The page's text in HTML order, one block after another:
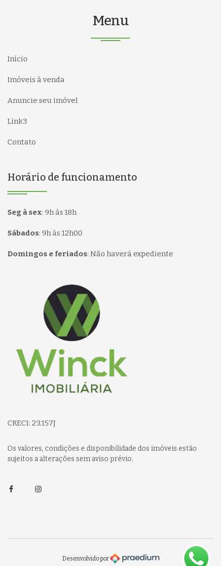
Menu
Início
Imóveis à venda
Anuncie seu imóvel
Link3
Contato
Horário de funcionamento
Seg à sex: 9h às 18h
Sábados: 9h às 12h00
Domingos e feriados: Não haverá expediente
Página inicial
CRECI: 23.157J
Os valores, condições e disponibilidade dos imóveis estão
sujeitos a alterações sem aviso prévio.
FacebookInstagram
Desenvolvido por